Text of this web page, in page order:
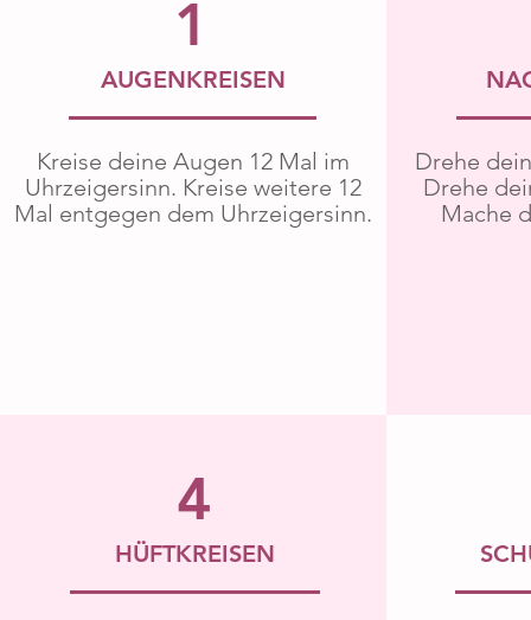
AUGENKREISEN
1
Kreise deine Augen 12 Mal im
Uhrzeigersinn. Kreise weitere 12
Mal entgegen dem Uhrzeigersinn.
Drehe
Drehe
Mache
4
HÜFTKREISEN